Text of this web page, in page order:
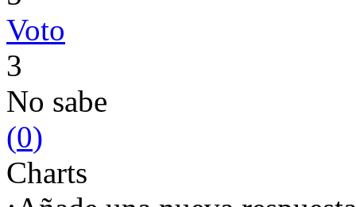
Voto
3
No sabe
(0)
Charts